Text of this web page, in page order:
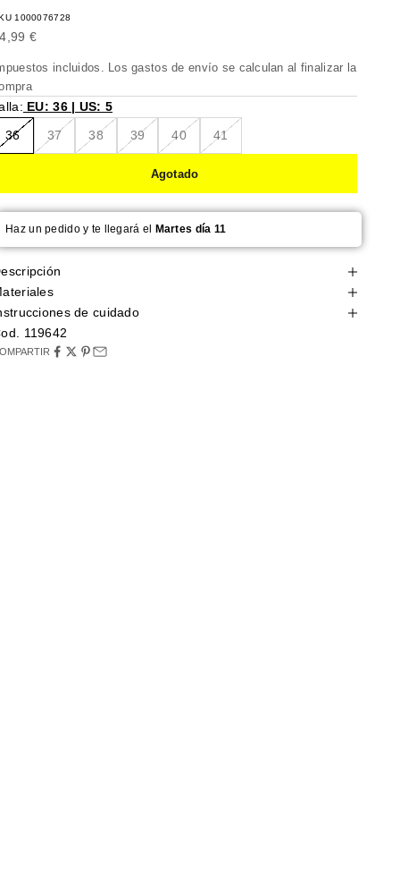
1000076728
de oferta
€
incluidos. Losgastos de envío se calculan al finalizar la
EU: 36 | US: 5
36 37 38 39 40 41
Agotado
Haz un pedido y te llegará el Martes día 11
de cuidado
119642